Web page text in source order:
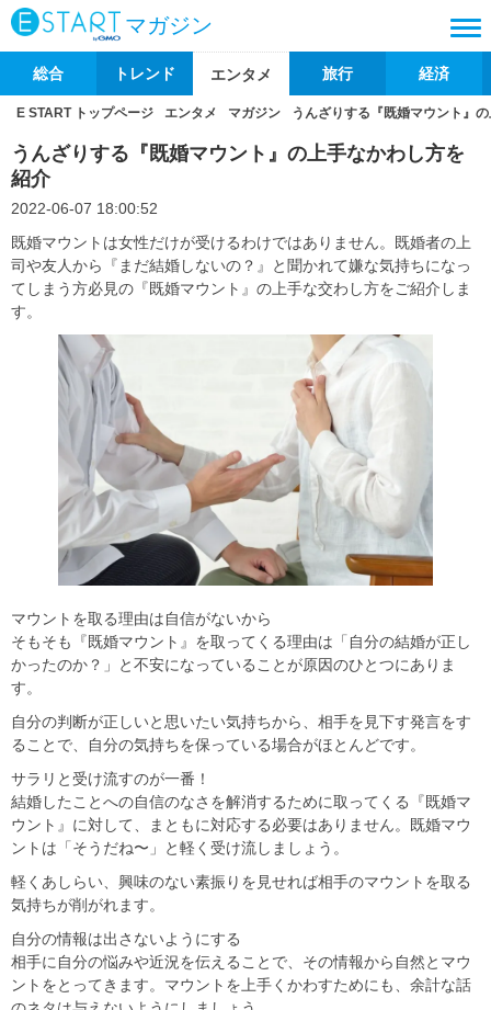
マガジン
総合 トレンド エンタメ 旅行 経済
E START トップページ エンタメ マガジン うんざりする『既婚マウント』
うんざりする『既婚マウント』の上手なかわし方を
紹介
2022-06-07 18:00:52
既婚マウントは女性だけが受けるわけではありません。既婚者の上
司や友人から『まだ結婚しないの？』と聞かれて嫌な気持ちになっ
てしまう方必見の『既婚マウント』の上手な交わし方をご紹介しま
す。
マウントを取る理由は自信がないから
そもそも『既婚マウント』を取ってくる理由は「自分の結婚が正し
かったのか？」と不安になっていることが原因のひとつにありま
す。
自分の判断が正しいと思いたい気持ちから、相手を見下す発言をす
ることで、自分の気持ちを保っている場合がほとんどです。
サラリと受け流すのが一番！
結婚したことへの自信のなさを解消するために取ってくる『既婚マ
ウント』に対して、まともに対応する必要はありません。既婚マウ
ントは「そうだね〜」と軽く受け流しましょう。
軽くあしらい、興味のない素振りを見せれば相手のマウントを取る
気持ちが削がれます。
自分の情報は出さないようにする
相手に自分の悩みや近況を伝えることで、その情報から自然とマウ
ントをとってきます。マウントを上手くかわすためにも、余計な話